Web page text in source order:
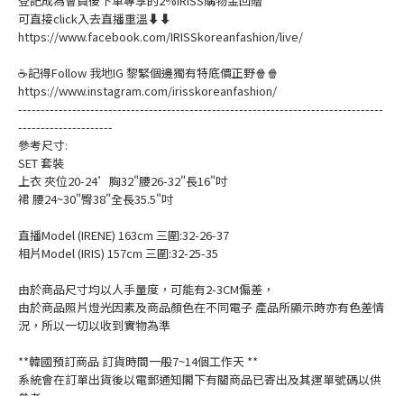
可直接click入去直播重溫⬇⬇
https://www.facebook.com/IRISSkoreanfashion/live/
☕記得Follow 我地IG 黎緊個邊獨有特底價正野🍿🍿
https://www.instagram.com/irisskoreanfashion/
---------------------------------------------------------------------------------
---------------------
參考尺寸:
SET 套裝
上衣 夾位20-24’胸32"腰26-32"長16"吋
裙 腰24~30"臀38"全長35.5"吋
直播Model (IRENE) 163cm 三圍:32-26-37
相片Model (IRIS) 157cm 三圍:32-25-35
由於商品尺寸均以人手量度，可能有2-3CM偏差，
由於商品照片燈光因素及商品顏色在不同電子 產品所顯示時亦有色差情
況，所以一切以收到實物為準
**韓國預訂商品 訂貨時間一般7~14個工作天 **
系統會在訂單出貨後以電郵通知閣下有關商品已寄出及其運單號碼以供